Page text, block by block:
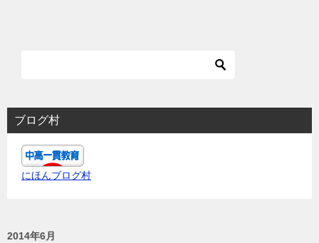
ブログ村
にほんブログ村
2014年6月